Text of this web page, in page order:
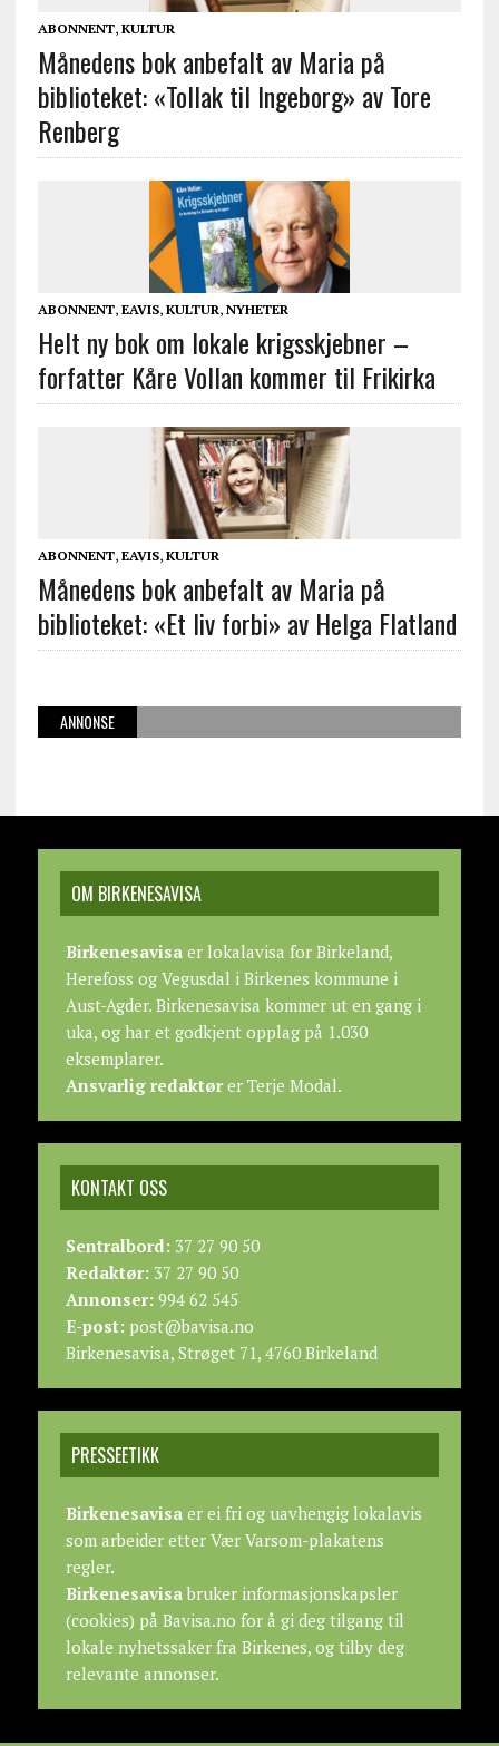
ABONNENT, KULTUR
Månedens bok anbefalt av Maria på
biblioteket: «Tollak til Ingeborg» av Tore
Renberg
ABONNENT, EAVIS, KULTUR, NYHETER
Helt ny bok om lokale krigsskjebner –
forfatter Kåre Vollan kommer til Frikirka
ABONNENT, EAVIS, KULTUR
Månedens bok anbefalt av Maria på
biblioteket: «Et liv forbi» av Helga Flatland
ANNONSE
OM BIRKENESAVISA
Birkenesavisaer lokalavisa for Birkeland,
Herefoss og Vegusdal i Birkenes kommune i
Aust-Agder. Birkenesavisa kommer ut en gang i
uka, og har et godkjent opplag på 1.030
eksemplarer.
Ansvarlig redaktører Terje Modal.
KONTAKT OSS
Sentralbord:37 27 90 50
Redaktør:37 27 90 50
Annonser:994 62 545
E-post:post@bavisa.no
Birkenesavisa, Strøget 71, 4760 Birkeland
PRESSEETIKK
Birkenesavisaer ei fri og uavhengig lokalavis
som arbeider etter Vær Varsom-plakatens
regler.
Birkenesavisabruker informasjonskapsler
(cookies) på Bavisa.no for å gi deg tilgang til
lokale nyhetssaker fra Birkenes, og tilby deg
relevante annonser.